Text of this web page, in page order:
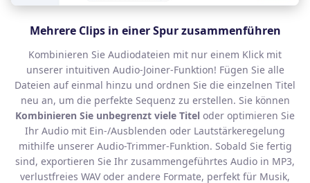
Mehrere Clips in einer Spur zusammenführen
Kombinieren Sie Audiodateien mit nur einem Klick mit
unserer intuitiven Audio-Joiner-Funktion! Fügen Sie alle
Dateien auf einmal hinzu und ordnen Sie die einzelnen Titel
neu an, um die perfekte Sequenz zu erstellen. Sie können
Kombinieren Sie unbegrenzt viele Titel oder optimieren Sie
Ihr Audio mit Ein-/Ausblenden oder Lautstärkeregelung
mithilfe unserer Audio-Trimmer-Funktion. Sobald Sie fertig
sind, exportieren Sie Ihr zusammengeführtes Audio in MP3,
verlustfreies WAV oder andere Formate, perfekt für Musik,